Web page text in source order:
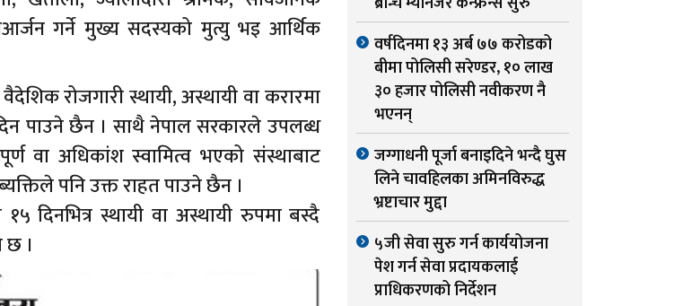
गर्ने मुख्य सदस्यको मुत्यु भइ आर्थिक
रोजगारी स्थायी, अस्थायी वा करारमा
पाउने छैन । साथै नेपाल सरकारले उपलब्ध
वा अधिकांश स्वामित्व भएको संस्थाबाट
पनि उक्त राहत पाउने छैन ।
दिनभित्र स्थायी वा अस्थायी रुपमा बस्दै
छ ।
वर्षदिनमा १३ अर्ब ७७ करोडको
बीमा पोलिसी सरेण्डर, १० लाख
३० हजार पोलिसी नवीकरण नै
भएनन्
जग्गाधनी पूर्जा बनाइदिने भन्दै घुस
लिने चावहिलका अमिनविरुद्ध
भ्रष्टाचार मुद्दा
५जी सेवा सुरु गर्न कार्ययोजना
पेश गर्न सेवा प्रदायकलाई
प्राधिकरणको निर्देशन